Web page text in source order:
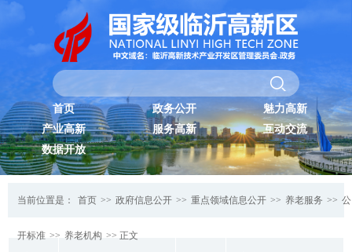
首页 政务公开
魅力高新
产业高新
服务高新
互动交流
数据开放
当前位置是： 首页 >> 政府信息公开 >> 重点领域信息公开 >> 养老服务 >> 公
开标准 >> 养老机构 >> 正文